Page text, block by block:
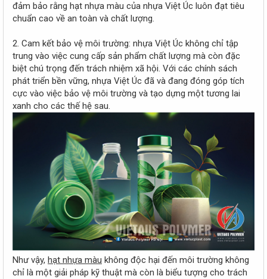
đảm bảo rằng hạt nhựa màu của nhựa Việt Úc luôn đạt tiêu
chuẩn cao về an toàn và chất lượng.
2. Cam kết bảo vệ môi trường: nhựa Việt Úc không chỉ tập
trung vào việc cung cấp sản phẩm chất lượng mà còn đặc
biệt chú trọng đến trách nhiệm xã hội. Với các chính sách
phát triển bền vững, nhựa Việt Úc đã và đang đóng góp tích
cực vào việc bảo vệ môi trường và tạo dựng một tương lai
xanh cho các thế hệ sau.
Như vậy, hạt nhựa màu không độc hại đến môi trường không
chỉ là một giải pháp kỹ thuật mà còn là biểu tượng cho trách